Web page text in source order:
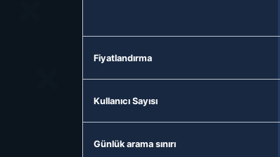
Fiyatlandırma
Kullanıcı Sayısı
Günlük arama sınırı